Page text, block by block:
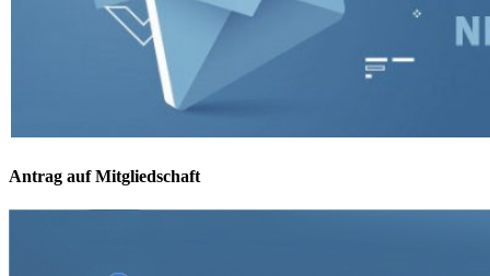
Antrag auf Mitgliedschaft